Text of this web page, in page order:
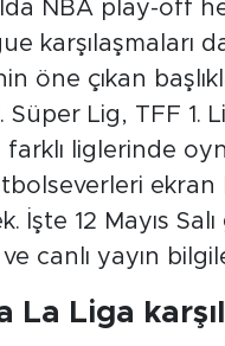
NBA play-off
karşılaşmaları
öne çıkan
Süper Lig, TFF 1.
farklı liglerinde
ekran
İşte 12 Mayıs
canlı yayın
La Liga